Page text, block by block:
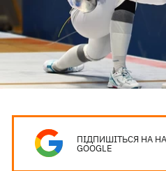
ПІДПИШІТЬСЯ НА
GOOGLE